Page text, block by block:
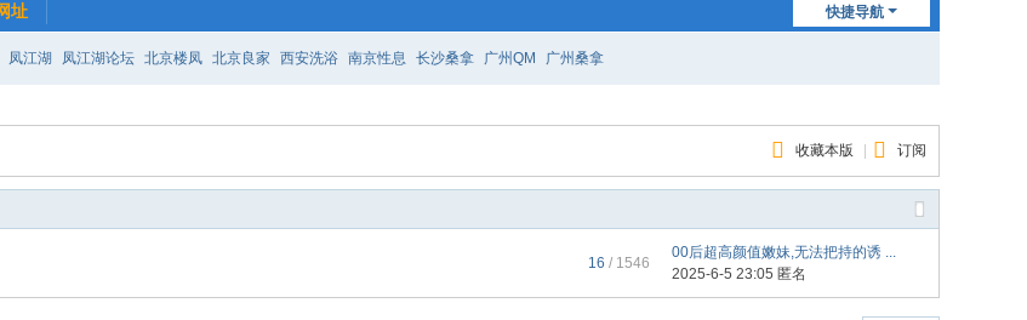
快捷导航
址
凤江湖 凤江湖论坛 北京楼凤 北京良家 西安洗浴 南京性息 长沙桑拿 广州QM 广州桑拿
收藏本版 订阅
16 / 1546
00后超高颜值嫩妹,无法把持的诱 ...
2025-6-5 23:05 匿名